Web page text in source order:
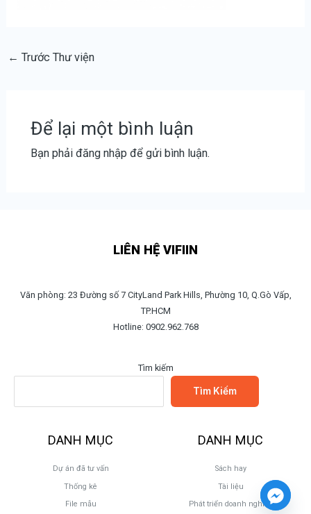
← Trước Thư viện
Để lại một bình luận
Bạn phải đăng nhậpđể gửi bình luận.
LIÊN HỆ VIFIIN
Văn phòng: 23 Đường số 7 CityLand Park Hills, Phường 10, Q.Gò Vấp,
TP.HCM
Hotline: 0902.962.768
Tìm kiếm
Tìm Kiếm
DANH MỤC
Dự án đã tư vấn
Thống kê
File mẫu
DANH MỤC
Sách hay
Tài liệu
Phát triển doanh nghiệp